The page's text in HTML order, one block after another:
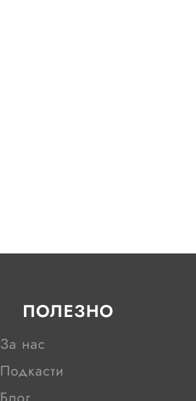
ПОЛЕЗНО
За нас
Подкасти